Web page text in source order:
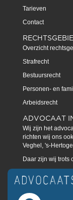
Tarieven
Contact
Overzicht
Strafrecht
Bestuursrecht
Personen- en
Arbeidsrecht
ADVOCAAT
Wij zijn het
richten wij ons
Veghel, 's-
Daar zijn wij trots